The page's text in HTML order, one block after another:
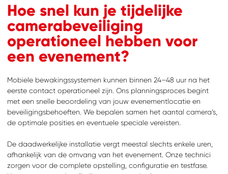
Hoe snel kun je tijdelijke
camerabeveiliging
operationeel hebben voor
een evenement?
Mobiele bewakingssystemen kunnen binnen 24–48 uur na het
eerste contact operationeel zijn. Ons planningsproces begint
met een snelle beoordeling van jouw evenementlocatie en
beveiligingsbehoeften. We bepalen samen het aantal camera’s,
de optimale posities en eventuele speciale vereisten.
De daadwerkelijke installatie vergt meestal slechts enkele uren,
afhankelijk van de omvang van het evenement. Onze technici
zorgen voor de complete opstelling, configuratie en testfase.